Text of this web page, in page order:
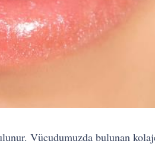
Vücudumuzda bulunan